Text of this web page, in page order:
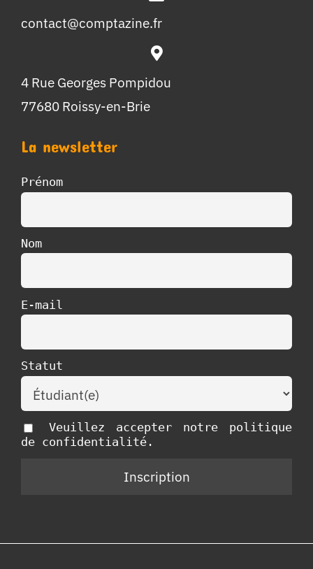
contact@comptazine.fr
4 Rue Georges Pompidou
77680 Roissy-en-Brie
La newsletter
Prénom
Nom
E-mail
Statut
Veuillez accepter notre politique
de confidentialité.